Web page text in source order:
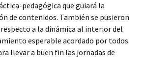
pedagógica que guiará la
de contenidos. También se pusieron
a la dinámica al interior del
esperable acordado por todos
llevar a buen fin las jornadas de